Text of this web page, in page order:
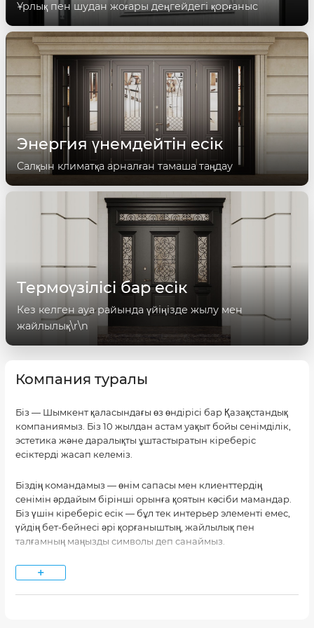
Ұрлық пен шудан жоғары деңгейдегі қорғаныс
Энергия үнемдейтін есік
Салқын климатқа арналған тамаша таңдау
Термоүзілісі бар есік
Кез келген ауа райында үйіңізде жылу мен
жайлылық\r\n
Компания туралы
Біз — Шымкент қаласындағы өз өндірісі бар Қазақстандық
компаниямыз. Біз 10 жылдан астам уақыт бойы сенімділік,
эстетика және даралықты ұштастыратын кіреберіс
есіктерді жасап келеміз.
Біздің командамыз — өнім сапасы мен клиенттердің
сенімін әрдайым бірінші орынға қоятын кәсіби мамандар.
Біз үшін кіреберіс есік — бұл тек интерьер элементі емес,
үйдің бет-бейнесі әрі қорғаныштың, жайлылық пен
талғамның маңызды символы деп санаймыз.
⸻+